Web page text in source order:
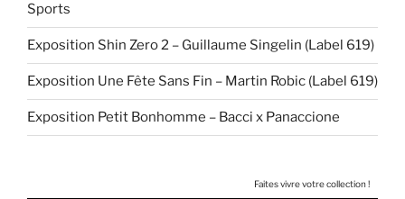
Sports
Exposition Shin Zero 2 – Guillaume Singelin (Label 619)
Exposition Une Fête Sans Fin – Martin Robic (Label 619)
Exposition Petit Bonhomme – Bacci x Panaccione
Faites vivre votre collection !